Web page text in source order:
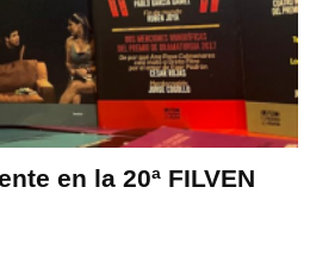
en la 20ª FILVEN